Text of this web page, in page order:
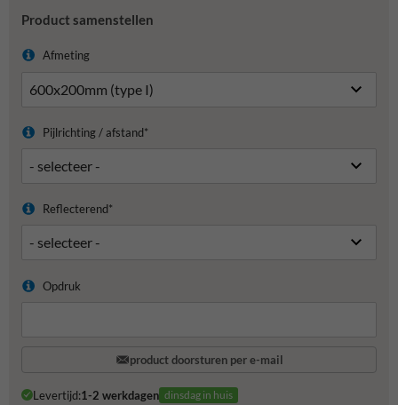
Product samenstellen
Afmeting
Pijlrichting / afstand*
Reflecterend*
Opdruk
product doorsturen per e-mail
Levertijd:1-2 werkdagen dinsdag in huis